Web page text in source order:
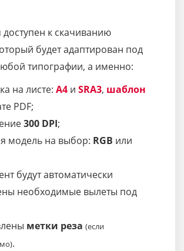
к скачиванию
будет адаптирован под
типографии, а именно:
на листе: A4 и SRA3, шаблон
PDF;
300 DPI;
модель на выбор: RGB или
будут автоматически
необходимые вылеты под
метки реза (если
.